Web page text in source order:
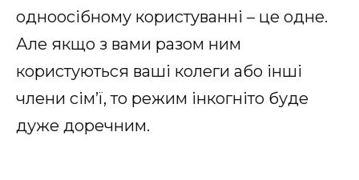
одноосібному користуванні – це одне.
Але якщо з вами разом ним
користуються ваші колеги або інші
члени сім’ї, то режим інкогніто буде
дуже доречним.